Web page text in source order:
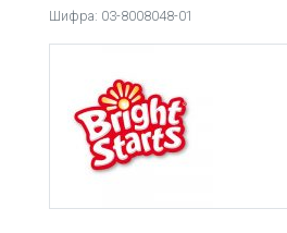
Link
Шифра: 03-8008048-01